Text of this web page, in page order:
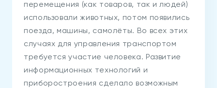
перемещения (как товаров, так и людей)
использовали животных, потом появились
поезда, машины, самолёты. Во всех этих
случаях для управления транспортом
требуется участие человека. Развитие
информационных технологий и
приборостроения сделало возможным